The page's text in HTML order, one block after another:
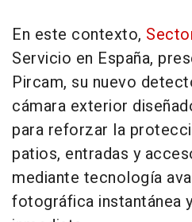
En este contexto,
Servicio en España,
Pircam, su nuevo
cámara exterior
para reforzar la
patios, entradas y
mediante tecnología
fotográfica instantánea